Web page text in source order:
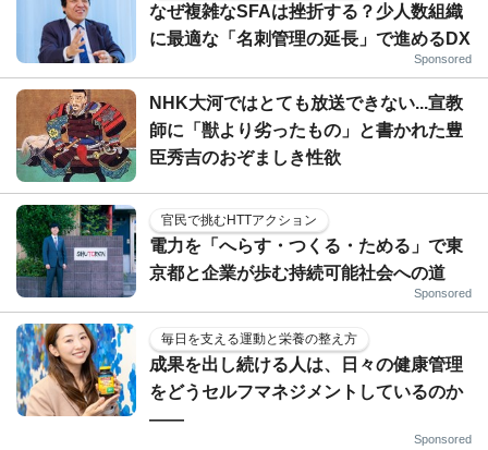
なぜ複雑なSFAは挫折する？少人数組織
に最適な「名刺管理の延長」で進めるDX
Sponsored
NHK大河ではとても放送できない...宣教
師に「獣より劣ったもの」と書かれた豊
臣秀吉のおぞましき性欲
官民で挑むHTTアクション
電力を「へらす・つくる・ためる」で東
京都と企業が歩む持続可能社会への道
Sponsored
毎日を支える運動と栄養の整え方
成果を出し続ける人は、日々の健康管理
をどうセルフマネジメントしているのか
——
Sponsored